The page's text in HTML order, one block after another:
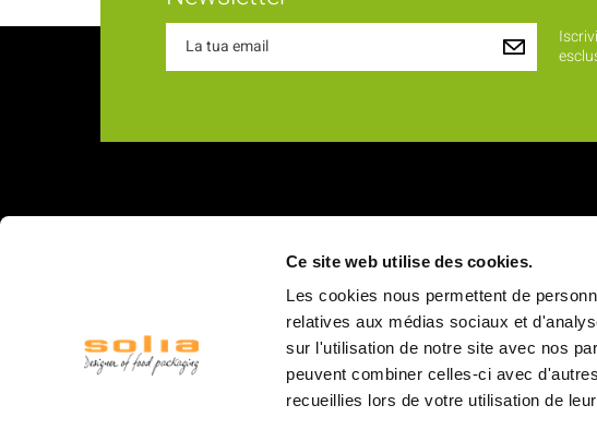
Ce site web utilise des cookies.
Les cookies nous permettent de
relatives aux médias sociaux et
sur l'utilisation de notre site avec nos
peuvent combiner celles-ci avec
recueillies lors de votre utilisation de
La nostra identità
I nostri valori
Struttura
Il personale